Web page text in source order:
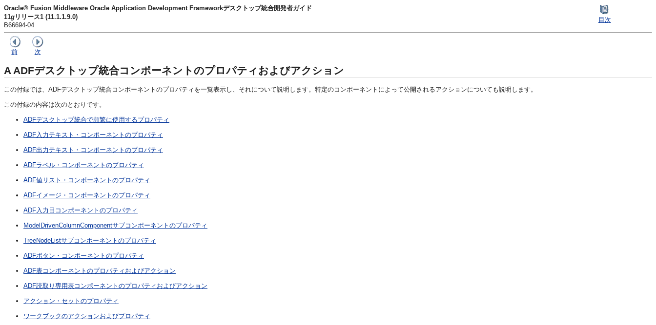
Oracle® Fusion Middleware Oracle Application Development Frameworkデスクトップ統合開発者ガイド
11g リリース1 (11.1.1.9.0)
B66694-04
目次
前 次
AADFデスクトップ統合コンポーネントのプロパティおよびアクション
この付録では、ADFデスクトップ統合コンポーネントのプロパティを一覧表示し、それについて説明します。特定のコンポーネントによって公開されるアクションについても説明します。
この付録の内容は次のとおりです。
ADFデスクトップ統合で頻繁に使用するプロパティ
ADF入力テキスト・コンポーネントのプロパティ
ADF出力テキスト・コンポーネントのプロパティ
ADFラベル・コンポーネントのプロパティ
ADF値リスト・コンポーネントのプロパティ
ADFイメージ・コンポーネントのプロパティ
ADF入力日コンポーネントのプロパティ
ModelDrivenColumnComponentサブコンポーネントのプロパティ
TreeNodeListサブコンポーネントのプロパティ
ADFボタン・コンポーネントのプロパティ
ADF表コンポーネントのプロパティおよびアクション
ADF読取り専用表コンポーネントのプロパティおよびアクション
アクション・セットのプロパティ
ワークブックのアクションおよびプロパティ